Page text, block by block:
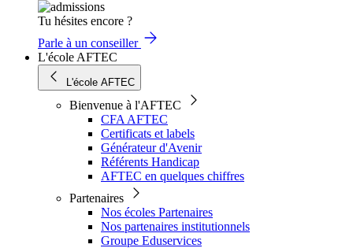
Tu hésites encore ?
Parle à un conseiller
L'école AFTEC
L'école AFTEC
Bienvenue à l'AFTEC
CFA AFTEC
Certificats et labels
Générateur d'Avenir
Référents Handicap
AFTEC en quelques chiffres
Partenaires
Nos écoles Partenaires
Nos partenaires institutionnels
Groupe Eduservices